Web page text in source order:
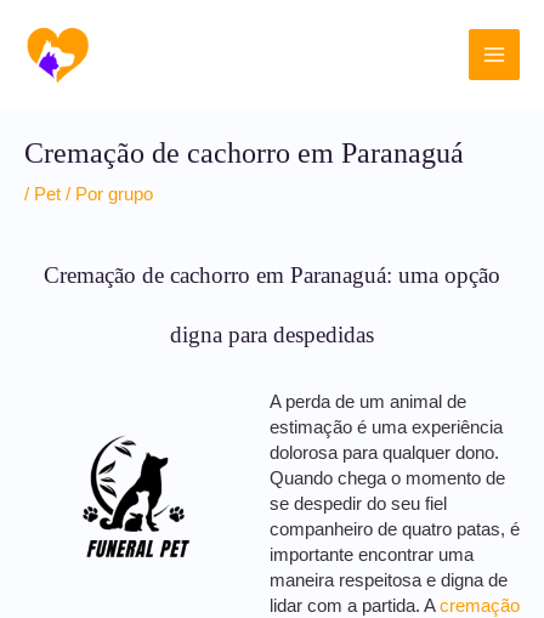
para
conteúdo
Main
Cremação de cachorro em Paranaguá
/ Pet / Por grupo
Cremação de cachorro em Paranaguá: uma opção
digna para despedidas
A perda de um animal de
estimação é uma experiência
dolorosa para qualquer dono.
Quando chega o momento de
se despedir do seu fiel
companheiro de quatro patas, é
importante encontrar uma
maneira respeitosa e digna de
lidar com a partida. Acremação